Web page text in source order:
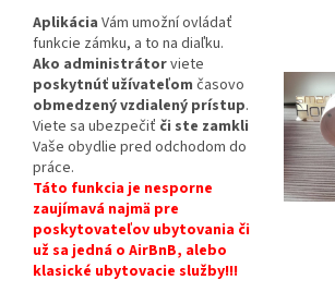
Aplikácia Vám umožní ovládať
funkcie zámku, a to na diaľku.
Ako administrátorviete
poskytnúť užívateľom časovo
obmedzený vzdialený prístup.
Viete sa ubezpečiť či ste zamkli
Vaše obydlie pred odchodom do
práce.
Táto funkcia je nesporne
zaujímavá najmä pre
poskytovateľov ubytovania či
už sa jedná o AirBnB, alebo
klasické ubytovacie služby!!!